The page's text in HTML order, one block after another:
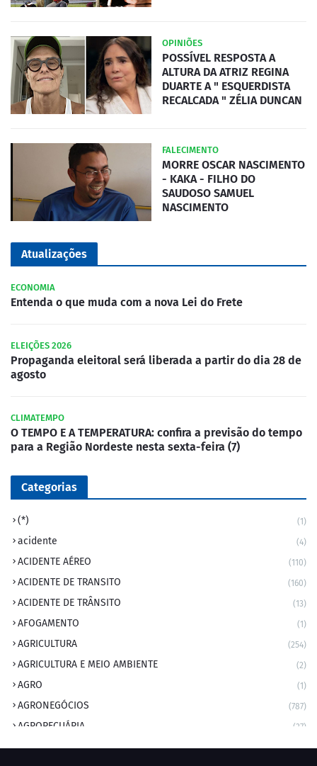
OPINIÕES
POSSÍVEL RESPOSTA A
ALTURA DA ATRIZ REGINA
DUARTE A " ESQUERDISTA
RECALCADA " ZÉLIA DUNCAN
FALECIMENTO
MORRE OSCAR NASCIMENTO
- KAKA - FILHO DO
SAUDOSO SAMUEL
NASCIMENTO
Atualizações
ECONOMIA
Entenda o que muda com a nova Lei do Frete
ELEIÇÕES 2026
Propaganda eleitoral será liberada a partir do dia 28 de
agosto
CLIMATEMPO
O TEMPO E A TEMPERATURA: confira a previsão do tempo
para a Região Nordeste nesta sexta-feira (7)
Categorias
(*) (1)
acidente (4)
ACIDENTE AÉREO (110)
ACIDENTE DE TRANSITO (160)
ACIDENTE DE TRÂNSITO (13)
AFOGAMENTO (1)
AGRICULTURA (254)
AGRICULTURA E MEIO AMBIENTE (2)
AGRO (1)
AGRONEGÓCIOS (787)
AGROPECUÁRIA (37)
AMBIENTE (9)